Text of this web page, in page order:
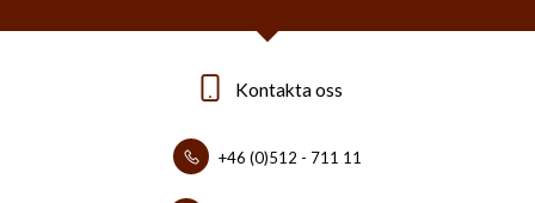
Kontakta oss
+46 (0)512 - 711 11